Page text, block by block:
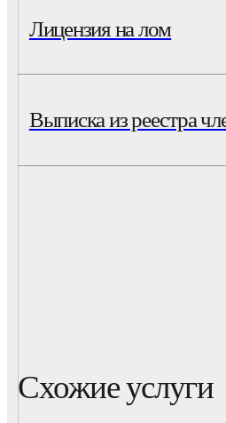
Лицензия на лом
Выписка из реестра
Схожие услуги